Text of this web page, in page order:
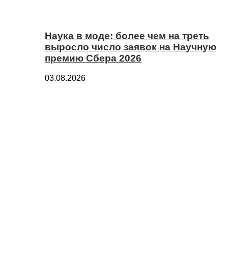
Наука в моде: более чем на треть
выросло число заявок на Научную
премию Сбера 2026
03.08.2026